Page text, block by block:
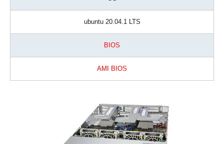
ubuntu 20.04.1 LTS
BIOS
AMI BIOS